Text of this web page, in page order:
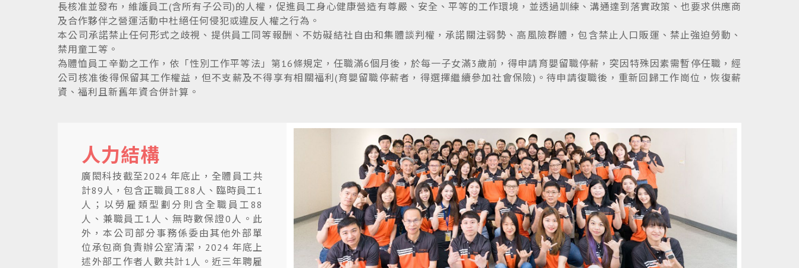
長核准並發布，維護員工(含所有子公司)的人權，促進員工身心健康營造有尊嚴、安全、平等的工作環境，並透過訓練、溝通達到落實政策、也要求供應商
及合作夥伴之營運活動中杜絕任何侵犯或違反人權之行為。
本公司承諾禁止任何形式之歧視、提供員工同等報酬、不妨礙結社自由和集體談判權，承諾關注弱勢、高風險群體，包含禁止人口販運、禁止強迫勞動、
禁用童工等。
為體恤員工辛勤之工作，依「性別工作平等法」第16條規定，任職滿6個月後，於每一子女滿3歲前，得申請育嬰留職停薪，突因特殊因素需暫停任職，經
公司核准後得保留其工作權益，但不支薪及不得享有相關福利(育嬰留職停薪者，得選擇繼續參加社會保險)。待申請復職後，重新回歸工作崗位，恢復薪
資、福利且新舊年資合併計算。
人力結構
廣閎科技截至2024 年底止，全體員工共
計89人，包含正職員工88人、臨時員工1
人；以勞雇類型劃分則含全職員工88
人、兼職員工1人、無時數保證0人。此
外，本公司部分事務係委由其他外部單
位承包商負責辦公室清潔，2024 年底上
述外部工作者人數共計1人。近三年聘雇